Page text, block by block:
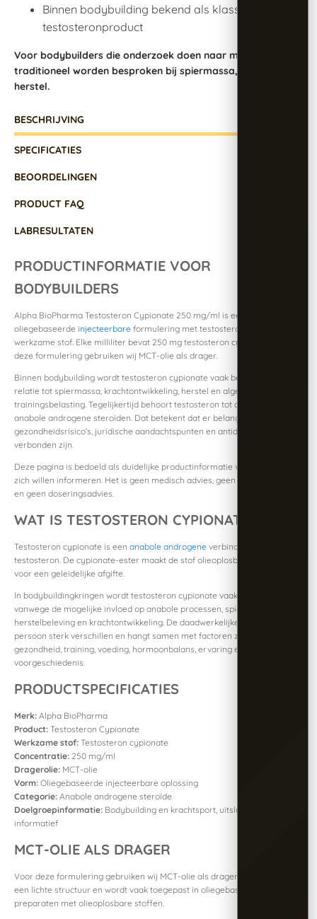
Binnen bodybuilding bekend als klassiek
testosteronproduct
Voor bodybuilders die onderzoek doen naar middelen die
traditioneel worden besproken bij spiermassa, kracht en
herstel.
BESCHRIJVING
SPECIFICATIES
BEOORDELINGEN
PRODUCT FAQ
LABRESULTATEN
PRODUCTINFORMATIE VOOR
BODYBUILDERS
Alpha BioPharma Testosteron Cypionate 250 mg/ml is een
oliegebaseerde injecteerbare formulering met testosteron cypionate als
werkzame stof. Elke milliliter bevat 250 mg testosteron cypionate. Voor
deze formulering gebruiken wij MCT-olie als drager.
Binnen bodybuilding wordt testosteron cypionate vaak besproken in
relatie tot spiermassa, krachtontwikkeling, herstel en algemene
trainingsbelasting. Tegelijkertijd behoort testosteron tot de groep
anabole androgene steroïden. Dat betekent dat er belangrijke
gezondheidsrisico’s, juridische aandachtspunten en antidopingregels aan
verbonden zijn.
Deze pagina is bedoeld als duidelijke productinformatie voor sporters die
zich willen informeren. Het is geen medisch advies, geen gebruiksadvies
en geen doseringsadvies.
WAT IS TESTOSTERON CYPIONATE?
Testosteron cypionate is een anabole androgene verbinding op basis van
testosteron. De cypionate-ester maakt de stof olieoplosbaar en zorgt
voor een geleidelijke afgifte.
In bodybuildingkringen wordt testosteron cypionate vaak genoemd
vanwege de mogelijke invloed op anabole processen, spierweefsel,
herstelbeleving en krachtontwikkeling. De daadwerkelijke reactie kan per
persoon sterk verschillen en hangt samen met factoren zoals
gezondheid, training, voeding, hormoonbalans, ervaring en medische
voorgeschiedenis.
PRODUCTSPECIFICATIES
Merk: Alpha BioPharma
Product: Testosteron Cypionate
Werkzame stof: Testosteron cypionate
Concentratie: 250 mg/ml
Dragerolie: MCT-olie
Vorm: Oliegebaseerde injecteerbare oplossing
Categorie: Anabole androgene steroïde
Doelgroepinformatie: Bodybuilding en krachtsport, uitsluitend
informatief
MCT-OLIE ALS DRAGER
Voor deze formulering gebruiken wij MCT-olie als drager. MCT-olie heeft
een lichte structuur en wordt vaak toegepast in oliegebaseerde
preparaten met olieoplosbare stoffen.